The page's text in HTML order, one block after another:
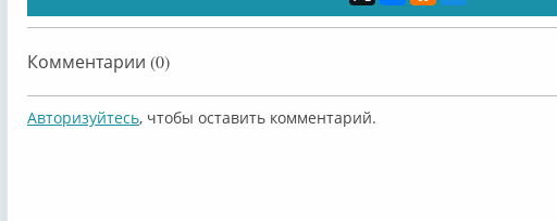
Комментарии (0)
Авторизуйтесь, чтобы оставить комментарий.